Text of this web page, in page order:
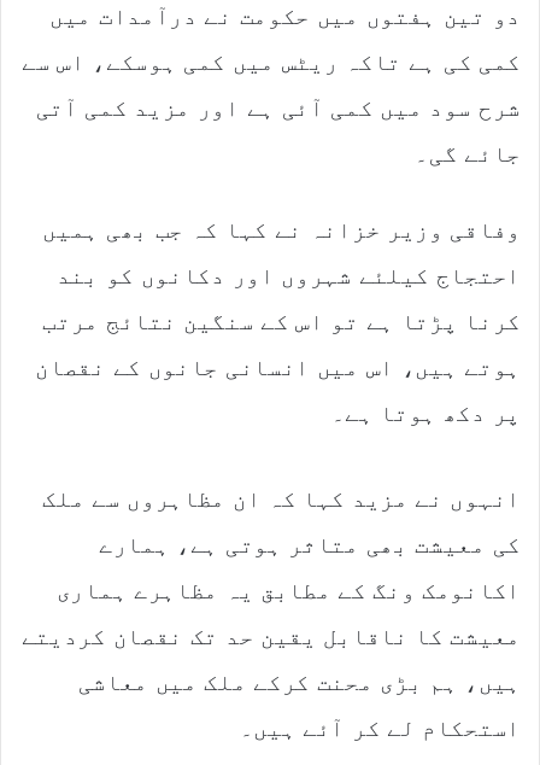
دو تین ہفتوں میں حکومت نے درآمدات میں
کمی کی ہے تاکہ ریٹس میں کمی ہوسکے، اس سے
شرح سود میں کمی آئی ہے اور مزید کمی آتی
جائے گی۔
وفاقی وزیر خزانہ نے کہا کہ جب بھی ہمیں
احتجاج کیلئے شہروں اور دکانوں کو بند
کرنا پڑتا ہے تو اس کے سنگین نتائج مرتب
ہوتے ہیں، اس میں انسانی جانوں کے نقصان
پر دکھ ہوتا ہے۔
انہوں نے مزید کہا کہ ان مظاہروں سے ملک
کی معیشت بھی متاثر ہوتی ہے، ہمارے
اکانومک ونگ کے مطابق یہ مظاہرے ہماری
معیشت کا ناقابل یقین حد تک نقصان کردیتے
ہیں، ہم بڑی محنت کرکے ملک میں معاشی
استحکام لے کر آئے ہیں۔